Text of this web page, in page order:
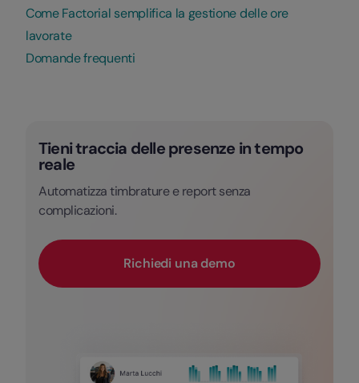
Come Factorial semplifica la gestione delle ore
lavorate
Domande frequenti
Tieni traccia delle presenze in tempo
reale
Automatizza timbrature e report senza
complicazioni.
Richiedi una demo